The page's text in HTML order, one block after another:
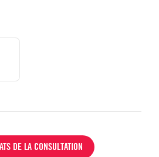
DE LA CONSULTATION